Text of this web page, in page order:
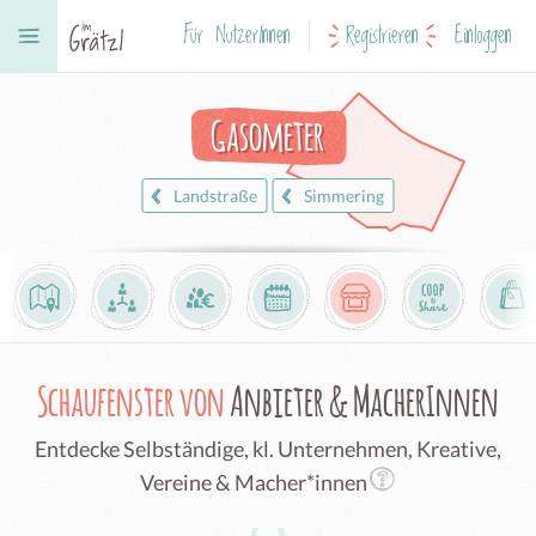
Für NutzerInnen Registrieren Einloggen
Gasometer
Landstraße Simmering
Schaufenster vonAnbieter & MacherInnen
Entdecke Selbständige, kl. Unternehmen, Kreative,
Vereine & Macher*innen